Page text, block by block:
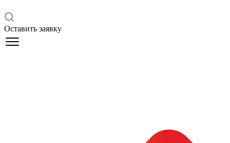
Оставить заявку